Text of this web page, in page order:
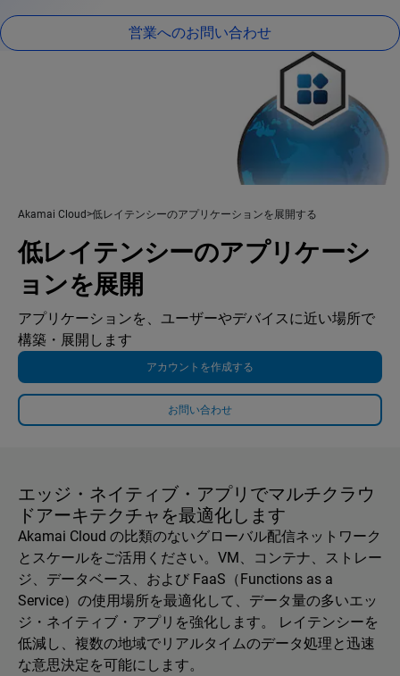
営業へのお問い合わせ
Akamai Cloud 低レイテンシーのアプリケーションを展開する
低レイテンシーのアプリケーシ
ョンを展開
アプリケーションを、ユーザーやデバイスに近い場所で
構築・展開します
アカウントを作成する
お問い合わせ
エッジ・ネイティブ・アプリでマルチクラウ
ドアーキテクチャを最適化します
Akamai Cloud の比類のないグローバル配信ネットワーク
とスケールをご活用ください。VM、コンテナ、ストレー
ジ、データベース、および FaaS（Functions as a
Service）の使用場所を最適化して、データ量の多いエッ
ジ・ネイティブ・アプリを強化します。 レイテンシーを
低減し、複数の地域でリアルタイムのデータ処理と迅速
な意思決定を可能にします。